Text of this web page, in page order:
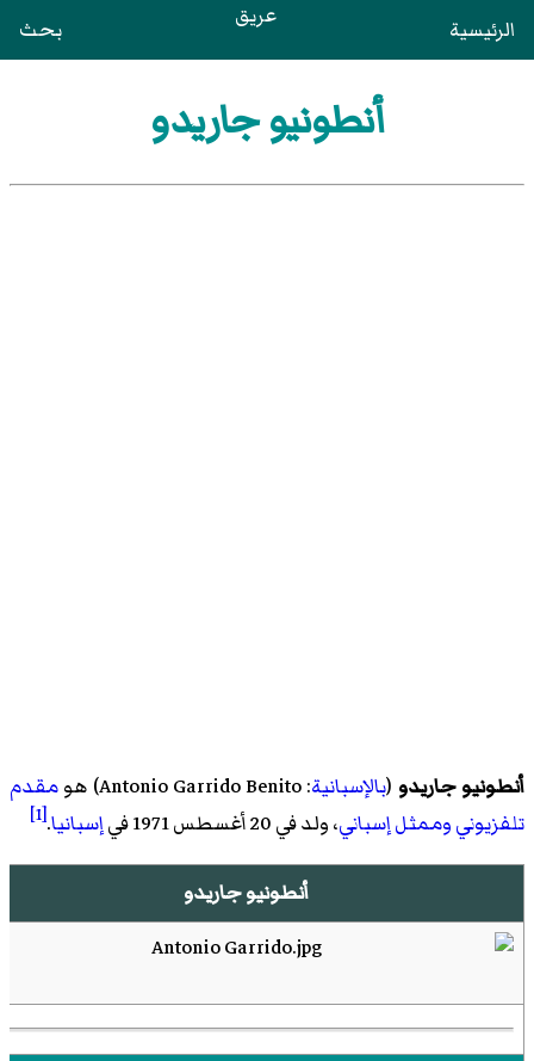
الرئيسية عريق بحث
أنطونيو جاريدو
أنطونيو جاريدو (بالإسبانية:
Antonio Garrido Benito)‏ هومقدم
تلفزيونيوممثلإسباني، ولد في 20 أغسطس 1971 في إسبانيا.
[1]
أنطونيو جاريدو